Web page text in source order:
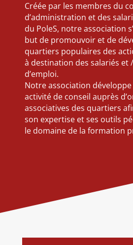
Créée par les membres du
d’administration et des
du PoleS, notre association
but de promouvoir et de
quartiers populaires des
à destination des salariés et
d’emploi.
Notre association
activité de conseil auprès
associatives des quartiers
son expertise et ses outils
le domaine de la formation